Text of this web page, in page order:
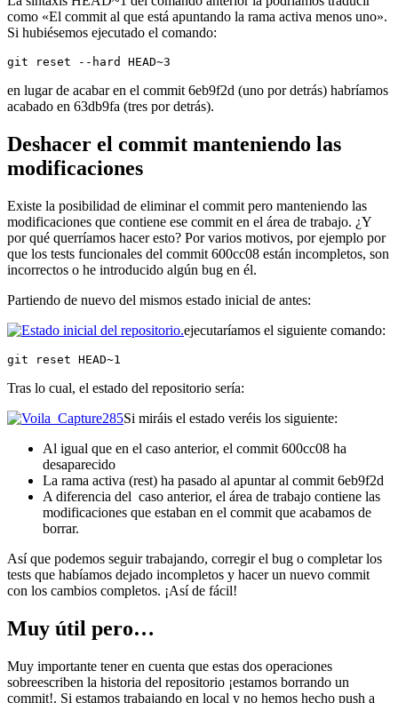
como «El commit al que está apuntando la rama activa menos uno».
Si hubiésemos ejecutado el comando:
git reset --hard HEAD~3
en lugar de acabar en el commit 6eb9f2d (uno por detrás) habríamos
acabado en 63db9fa (tres por detrás).
Deshacer el commit manteniendo las
modificaciones
Existe la posibilidad de eliminar el commit pero manteniendo las
modificaciones que contiene ese commit en el área de trabajo. ¿Y
por qué querríamos hacer esto? Por varios motivos, por ejemplo por
que los tests funcionales del commit 600cc08 están incompletos, son
incorrectos o he introducido algún bug en él.
Partiendo de nuevo del mismos estado inicial de antes:
ejecutaríamos el siguiente comando:
git reset HEAD~1
Tras lo cual, el estado del repositorio sería:
Si miráis el estado veréis los siguiente:
Al igual que en el caso anterior, el commit 600cc08 ha
desaparecido
La rama activa (rest) ha pasado al apuntar al commit 6eb9f2d
A diferencia del caso anterior, el área de trabajo contiene las
modificaciones que estaban en el commit que acabamos de
borrar.
Así que podemos seguir trabajando, corregir el bug o completar los
tests que habíamos dejado incompletos y hacer un nuevo commit
con los cambios completos. ¡Así de fácil!
Muy útil pero…
Muy importante tener en cuenta que estas dos operaciones
sobreescriben la historia del repositorio ¡estamos borrando un
commit!. Si estamos trabajando en local y no hemos hecho push a